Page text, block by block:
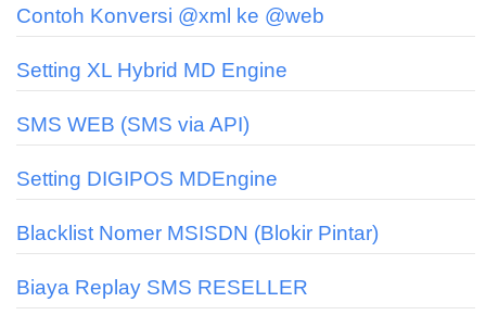
Contoh Konversi @xml ke @web
Setting XL Hybrid MD Engine
SMS WEB (SMS via API)
Setting DIGIPOS MDEngine
Blacklist Nomer MSISDN (Blokir Pintar)
Biaya Replay SMS RESELLER